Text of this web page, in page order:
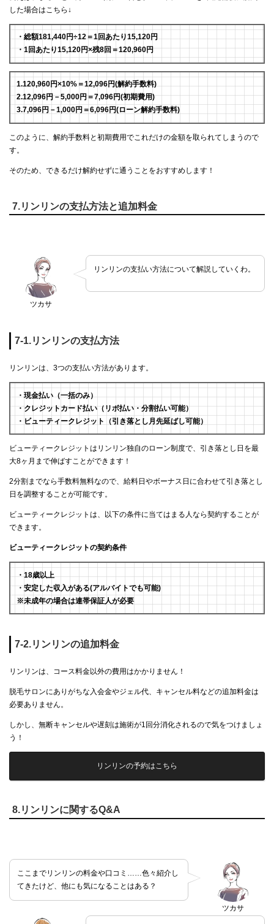
した場合はこちら↓
・総額181,440円÷12＝1回あたり15,120円
・1回あたり15,120円×残8回＝120,960円
1.120,960円×10%＝12,096円(解約手数料)
2.12,096円－5,000円＝7,096円(初期費用)
3.7,096円－1,000円＝6,096円(ローン解約手数料)
このように、解約手数料と初期費用でこれだけの金額を取られてしまうので
す。
そのため、できるだけ解約せずに通うことをおすすめします！
7.リンリンの支払方法と追加料金
ツカサ
リンリンの支払い方法について解説していくわ。
7-1.リンリンの支払方法
リンリンは、3つの支払い方法があります。
・現金払い（一括のみ）
・クレジットカード払い（リボ払い・分割払い可能）
・ビューティークレジット（引き落とし月先延ばし可能）
ビューティークレジットはリンリン独自のローン制度で、引き落とし日を最
大8ヶ月まで伸ばすことができます！
2分割までなら手数料無料なので、給料日やボーナス日に合わせて引き落とし
日を調整することが可能です。
ビューティークレジットは、以下の条件に当てはまる人なら契約することが
できます。
ビューティークレジットの契約条件
・18歳以上
・安定した収入がある(アルバイトでも可能)
※未成年の場合は連帯保証人が必要
7-2.リンリンの追加料金
リンリンは、コース料金以外の費用はかかりません！
脱毛サロンにありがちな入会金やジェル代、キャンセル料などの追加料金は
必要ありません。
しかし、無断キャンセルや遅刻は施術が1回分消化されるので気をつけましょ
う！
リンリンの予約はこちら
8.リンリンに関するQ&A
ツカサ
ここまでリンリンの料金や口コミ……色々紹介し
てきたけど、他にも気になることはある？